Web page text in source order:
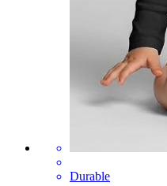
Durable